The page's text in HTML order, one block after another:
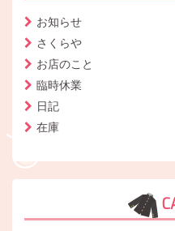
お知らせ
さくらや
お店のこと
臨時休業
日記
在庫